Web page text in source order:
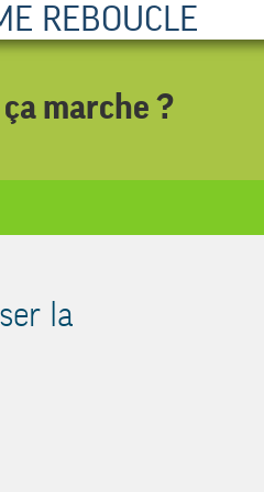
REBOUCLE
marche ?
la